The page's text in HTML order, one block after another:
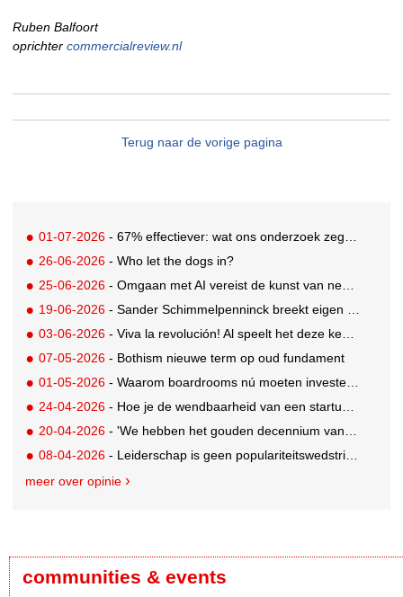
Ruben Balfoort
oprichter commercialreview.nl
Terug naar de vorige pagina
01-07-2026 - 67% effectiever: wat ons onderzoek zegt over 3D in digitale buitenreclame
26-06-2026 - Who let the dogs in?
25-06-2026 - Omgaan met AI vereist de kunst van negeren
19-06-2026 - Sander Schimmelpenninck breekt eigen duurzaamheidsbelofte: Blooming Good is opnieuw berispt
03-06-2026 - Viva la revolución! Al speelt het deze keer slimmer
07-05-2026 - Bothism nieuwe term op oud fundament
01-05-2026 - Waarom boardrooms nú moeten investeren in merkwaarde
24-04-2026 - Hoe je de wendbaarheid van een startup behoudt binnen een corporate reus
20-04-2026 - 'We hebben het gouden decennium van purpose achter ons liggen'
08-04-2026 - Leiderschap is geen populariteitswedstrijd (en dat is maar goed ook)
meer over opinie
communities & events